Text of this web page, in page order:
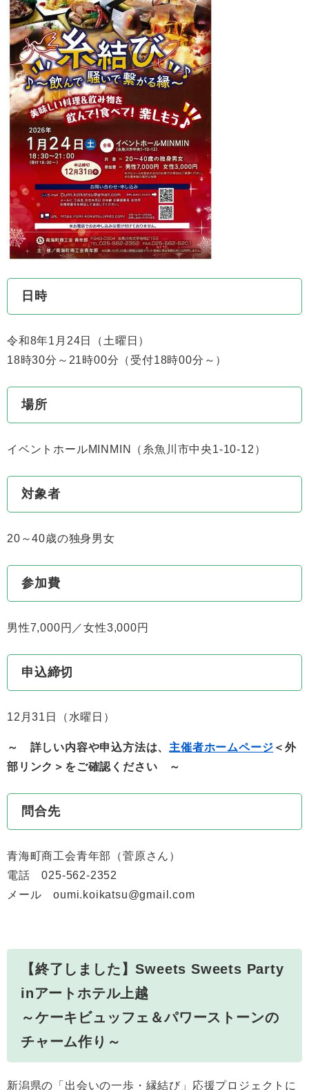
日時
令和8年1月24日（土曜日）
18時30分～21時00分（受付18時00分～）
場所
イベントホールMINMIN（糸魚川市中央1-10-12）
対象者
20～40歳の独身男女
参加費
男性7,000円／女性3,000円
申込締切
12月31日（水曜日）
～ 詳しい内容や申込方法は、 主催者ホームページ ＜外
部リンク＞ をご確認ください ～
問合先
青海町商工会青年部（菅原さん）
​電話 025-562-2352
メール oumi.koikatsu@gmail.com
【終了しました】Sweets Sweets Party
inアートホテル上越
～ケーキビュッフェ＆パワーストーンの
チャーム作り～
新潟県の「出会いの一歩・縁結び」応援プロジェクトに